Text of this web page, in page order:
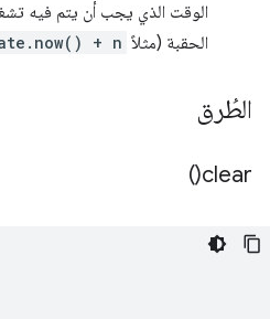
الوقت الذي يجب أن يتم فيه
الحقبة (مثلاً + n
الطُرق
clear(
)